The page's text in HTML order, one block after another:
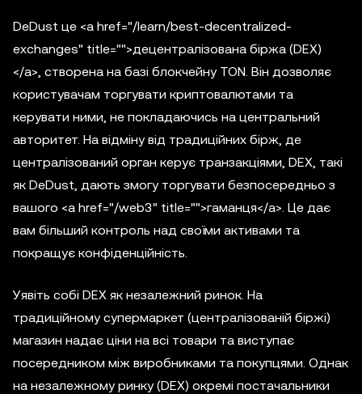
DeDust це <a href="/learn/best-decentralized-
exchanges" title="">децентралізована біржа (DEX)
</a>, створена на базі блокчейну TON. Він дозволяє
користувачам торгувати криптовалютами та
керувати ними, не покладаючись на центральний
авторитет. На відміну від традиційних бірж, де
централізований орган керує транзакціями, DEX, такі
як DeDust, дають змогу торгувати безпосередньо з
вашого <a href="/web3" title="">гаманця</a>. Це дає
вам більший контроль над своїми активами та
покращує конфіденційність.
Уявіть собі DEX як незалежний ринок. На
традиційному супермаркет (централізованій біржі)
магазин надає ціни на всі товари та виступає
посередником між виробниками та покупцями. Однак
на незалежному ринку (DEX) окремі постачальники